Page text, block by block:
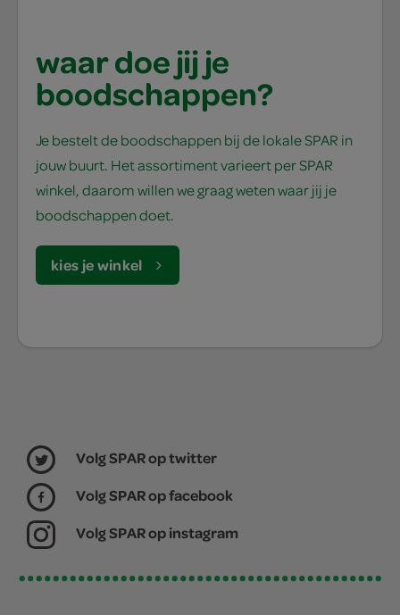
waar doe jij je
boodschappen?
Je bestelt de boodschappen bij de lokale SPAR in
jouw buurt. Het assortiment varieert per SPAR
winkel, daarom willen we graag weten waar jij je
boodschappen doet.
kies je winkel
Volg SPAR op twitter
Volg SPAR op facebook
Volg SPAR op instagram